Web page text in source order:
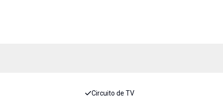
Circuito de TV